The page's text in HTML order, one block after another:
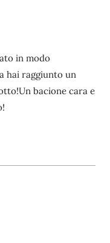
in modo
hai raggiunto un
bacione cara e